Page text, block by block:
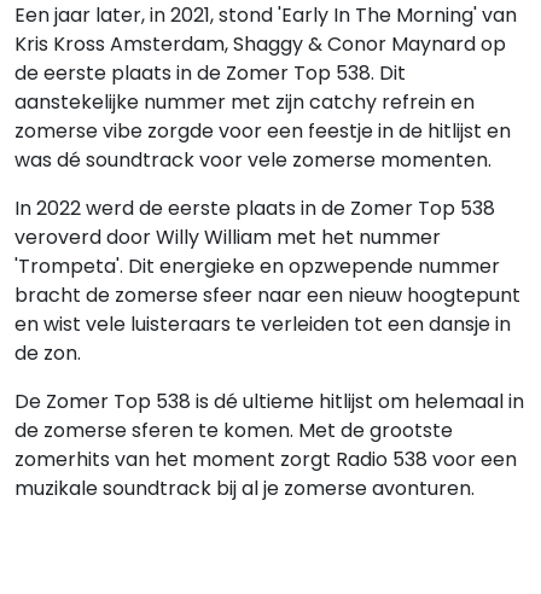
Een jaar later, in 2021, stond 'Early In The Morning' van
Kris Kross Amsterdam, Shaggy & Conor Maynard op
de eerste plaats in de Zomer Top 538. Dit
aanstekelijke nummer met zijn catchy refrein en
zomerse vibe zorgde voor een feestje in de hitlijst en
was dé soundtrack voor vele zomerse momenten.
In 2022 werd de eerste plaats in de Zomer Top 538
veroverd door Willy William met het nummer
'Trompeta'. Dit energieke en opzwepende nummer
bracht de zomerse sfeer naar een nieuw hoogtepunt
en wist vele luisteraars te verleiden tot een dansje in
de zon.
De Zomer Top 538 is dé ultieme hitlijst om helemaal in
de zomerse sferen te komen. Met de grootste
zomerhits van het moment zorgt Radio 538 voor een
muzikale soundtrack bij al je zomerse avonturen.